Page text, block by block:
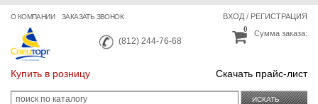
О КОМПАНИИ ЗАКАЗАТЬ ЗВОНОК
(812) 244-76-68
ВХОД/ РЕГИСТРАЦИЯ
Сумма заказа:
0
Купить в розницу Скачать прайс-лист
ИСКАТЬ